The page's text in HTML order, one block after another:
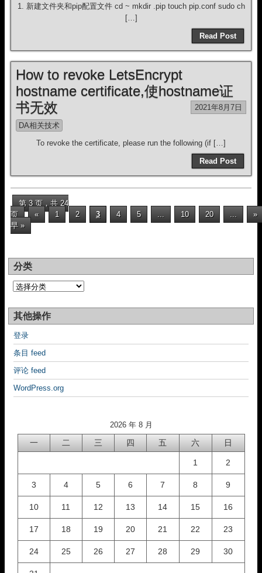
1. 新建文件夹和pip配置文件 cd ~ mkdir .pip touch pip.conf sudo ch
[…]
Read Post
How to revoke LetsEncrypt
hostname certificate,使hostname证
书无效
2021年8月7日
DA相关技术
To revoke the certificate, please run the following (if […]
Read Post
第 3 页，共 24
页
« 1 2 3 4 5 ... 10 20 ...
»
早 »
分类
分
类
其他操作
登录
条目 feed
评论 feed
WordPress.org
2026 年 8 月
一 二 三 四 五 六 日
1 2
3 4 5 6 7 8 9
10 11 12 13 14 15 16
17 18 19 20 21 22 23
24 25 26 27 28 29 30